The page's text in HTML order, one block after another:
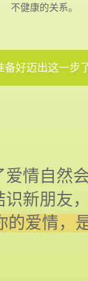
不健康的关系。
备好迈出这一步
情自然
新朋友
的爱情，